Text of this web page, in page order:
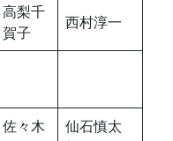
高梨千
賀子
西村淳一
佐々木
仙石慎太